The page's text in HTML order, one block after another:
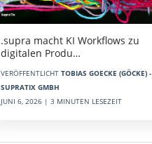
.supra macht KI Workflows zu
digitalen Produ…
VERÖFFENTLICHT TOBIAS GOECKE (GÖCKE) -
SUPRATIX GMBH
JUNI 6, 2026 | 3 MINUTEN LESEZEIT